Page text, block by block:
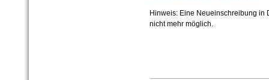
Hinweis: Eine Neueinschreibung in
nicht mehr möglich.